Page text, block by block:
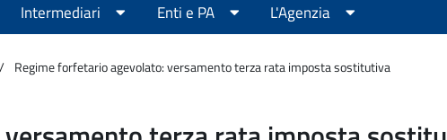
Intermediari Enti e PA L'Agenzia
Regime forfetario agevolato: versamento terza rata imposta sostitutiva